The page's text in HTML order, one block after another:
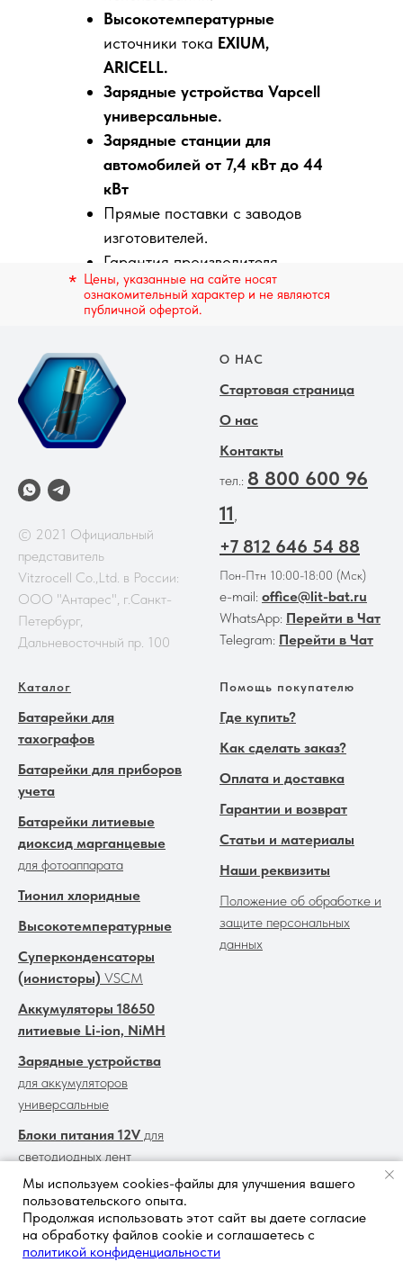
Высокотемпературные
источники тока EXIUM,
ARICELL.
Зарядные устройства Vapcell
универсальные.
Зарядные станции для
автомобилей от 7,4 кВт до 44
кВт
Прямые поставки с заводов
изготовителей.
Гарантия производителя.
Оплата производится в рублях
по безналичному расчету.
Цены, указанные на сайте носят
ознакомительный характер и не являются
публичной офертой.
*
© 2021 Официальный
представитель
Vitzrocell Co.,Ltd. в России:
ООО "Антарес", г.Санкт-
Петербург,
Дальневосточный пр. 100
О НАС
Стартовая страница
О нас
Контакты
тел.: 8 800 600 96
11,
+7 812 646 54 88
Пон-Птн 10:00-18:00 (Мск)
e-mail: office@lit-bat.ru
WhatsApp: Перейти в Чат
Telegram: Перейти в Чат
Каталог
Батарейки для
тахографов
Батарейки для приборов
учета
Батарейки литиевые
диоксид марганцевые
для фотоаппарата
Тионил хлоридные
Высокотемпературные
Суперконденсаторы
(ионисторы) VSCM
Аккумуляторы 18650
литиевые Li-ion, NiMH
Зарядные устройства
для аккумуляторов
универсальные
Блоки питания 12V для
светодиодных лент
Прайс-лист для оптовых
покупателей
Помощь покупателю
Где купить?
Как сделать заказ?
Оплата и доставка
Гарантии и возврат
Статьи и материалы
Наши реквизиты
Положение об обработке и
защите персональных
данных
Мы используем cookies-файлы для улучшения вашего
пользовательского опыта.
Продолжая использовать этот сайт вы даете согласие
на обработку файлов cookie и соглашаетесь с
политикой конфиденциальности